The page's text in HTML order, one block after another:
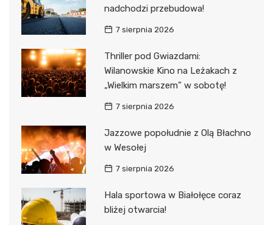
nadchodzi przebudowa!
7 sierpnia 2026
Thriller pod Gwiazdami:
Wilanowskie Kino na Leżakach z
„Wielkim marszem” w sobotę!
7 sierpnia 2026
Jazzowe popołudnie z Olą Błachno
w Wesołej
7 sierpnia 2026
Hala sportowa w Białołęce coraz
bliżej otwarcia!